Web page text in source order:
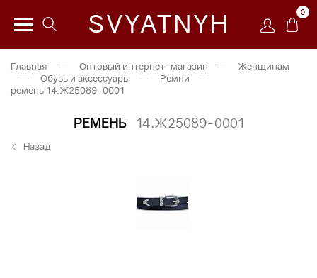
SVYATNYH 0
Главная — Оптовый интернет-магазин —
Женщинам
—
Обувь и аксессуары — Ремни
—
ремень 14.Ж25089-0001
РЕМЕНЬ 14.Ж25089-0001
Назад